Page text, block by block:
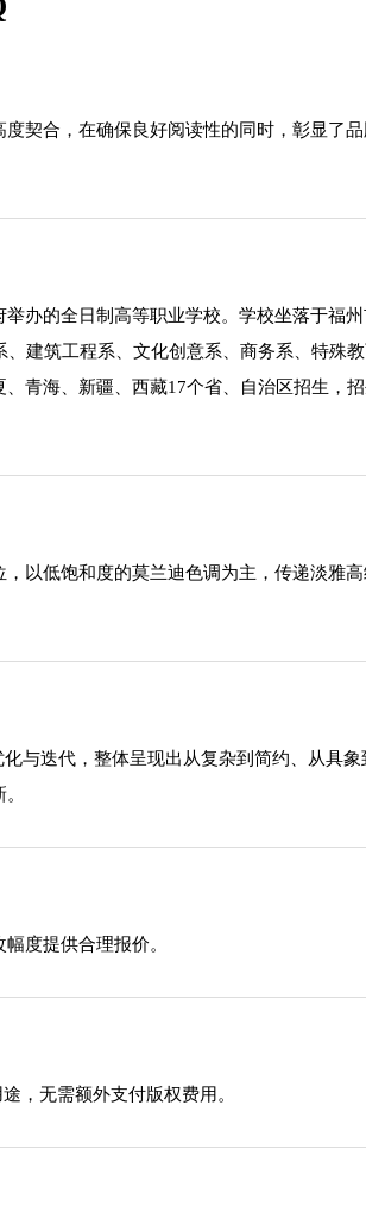
契合，在确保良好阅读性的同时，彰显了
办的全日制高等职业学校。学校坐落于福
建筑工程系、文化创意系、商务系、特殊
青海、新疆、西藏17个省、自治区招生，
以低饱和度的莫兰迪色调为主，传递淡雅
与迭代，整体呈现出从复杂到简约、从具
度提供合理报价。
，无需额外支付版权费用。